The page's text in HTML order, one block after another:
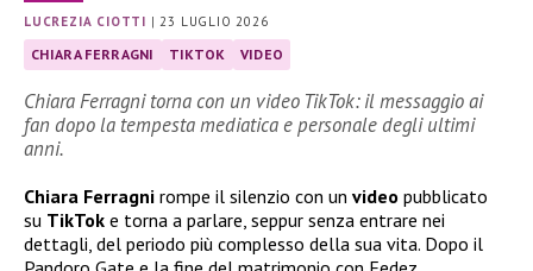
LUCREZIA CIOTTI | 23 LUGLIO 2026
CHIARA FERRAGNI TIKTOK VIDEO
Chiara Ferragni torna con un video TikTok: il messaggio ai
fan dopo la tempesta mediatica e personale degli ultimi
anni.
Chiara Ferragni rompe il silenzio con un video pubblicato
su TikTok e torna a parlare, seppur senza entrare nei
dettagli, del periodo più complesso della sua vita. Dopo il